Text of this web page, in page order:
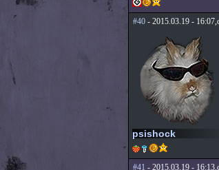
#40- 2015.03.19 -
psishock
#41 - 2015.03.19 -